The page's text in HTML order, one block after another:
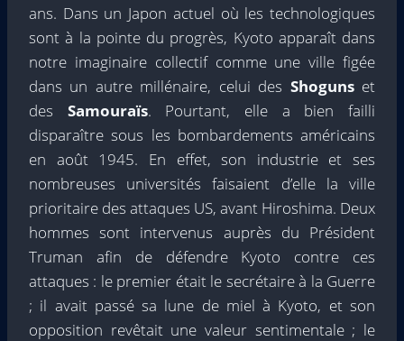
ans. Dans un Japon actuel où les technologiques
sont à la pointe du progrès, Kyoto apparaît dans
notre imaginaire collectif comme une ville figée
dans un autre millénaire, celui des Shogunset
des Samouraïs. Pourtant, elle a bien failli
disparaître sous les bombardements américains
en août 1945. En effet, son industrie et ses
nombreuses universités faisaient d’elle la ville
prioritaire des attaques US, avant Hiroshima. Deux
hommes sont intervenus auprès du Président
Truman afin de défendre Kyoto contre ces
attaques : le premier était le secrétaire à la Guerre
; il avait passé sa lune de miel à Kyoto, et son
opposition revêtait une valeur sentimentale ; le